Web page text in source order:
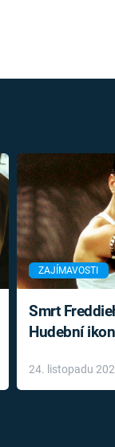
ZAJÍMAVOSTI
Smrt
Hudební
léky
24. listopadu